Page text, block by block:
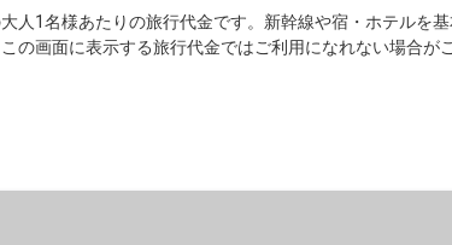
人1名様あたりの旅行代金です。新幹線や宿・ホテルを
の画面に表示する旅行代金ではご利用になれない場合